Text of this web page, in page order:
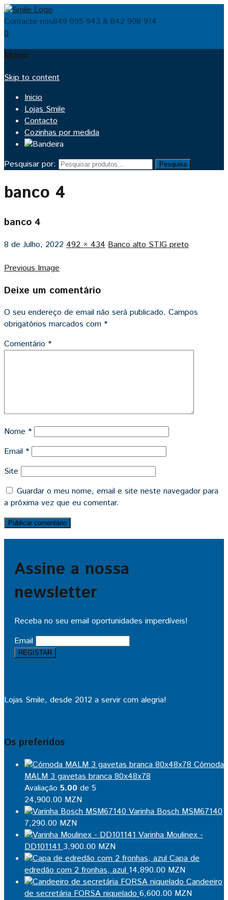
Contacte-nos849 095 943 & 842 908 914
0
Menu
Skip to content
Inicio
Lojas Smile
Contacto
Cozinhas por medida
Pesquisar por: Pesquisa
banco 4
banco 4
8 de Julho, 2022 492 × 434 Banco alto STIG preto
Previous Image
Deixe um comentário
O seu endereço de email não será publicado. Campos
obrigatórios marcados com *
Comentário *
Nome *
Email *
Site
Guardar o meu nome, email e site neste navegador para
a próxima vez que eu comentar.
Assine a nossa
newsletter
Receba no seu email oportunidades imperdíveis!
Email
Lojas Smile, desde 2012 a servir com alegria!
Os preferidos
Cómoda
MALM 3 gavetas branca 80x48x78
Avaliação 5.00 de 5
24,900.00 MZN
Varinha Bosch MSM67140
7,290.00 MZN
Varinha Moulinex -
DD101141 3,900.00 MZN
Capa de
edredão com 2 fronhas, azul 14,890.00 MZN
Candeeiro
de secretária FORSA niquelado 6,600.00 MZN